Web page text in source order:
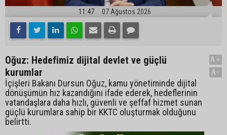
11:47 07 Ağustos 2026
Oğuz: Hedefimiz dijital devlet ve güçlü
kurumlar
İçişleri Bakanı Dursun Oğuz, kamu yönetiminde dijital
dönüşümün hız kazandığını ifade ederek, hedeflerinin
vatandaşlara daha hızlı, güvenli ve şeffaf hizmet sunan
güçlü kurumlara sahip bir KKTC oluşturmak olduğunu
belirtti.
A+
A-